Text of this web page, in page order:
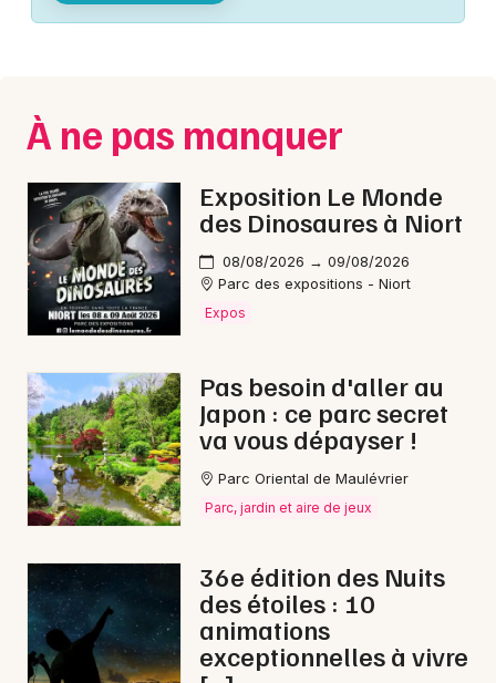
Manifestations
Spectacles
Concerts
Sports
Soirées
Sorties famille
Expos
Sorties & loisirs
Jeux dans la Sarthe
Nantes
Nice
Paris
Strasbourg
Toulouse
À ne pas manquer
Exposition Le Monde
des Dinosaures à Niort
08/08/2026 → 09/08/2026
Parc des expositions - Niort
Expos
Pas besoin d'aller au
Japon : ce parc secret
va vous dépayser !
Parc Oriental de Maulévrier
Parc, jardin et aire de jeux
36e édition des Nuits
des étoiles : 10
animations
exceptionnelles à vivre